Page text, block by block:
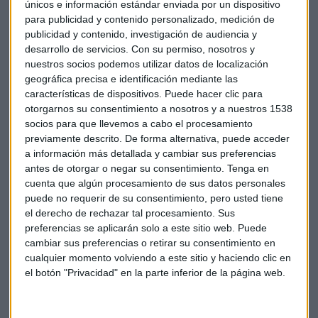
únicos e información estándar enviada por un dispositivo
para publicidad y contenido personalizado, medición de
publicidad y contenido, investigación de audiencia y
desarrollo de servicios. Con su permiso, nosotros y
nuestros socios podemos utilizar datos de localización
geográfica precisa e identificación mediante las
características de dispositivos. Puede hacer clic para
otorgarnos su consentimiento a nosotros y a nuestros 1538
socios para que llevemos a cabo el procesamiento
previamente descrito. De forma alternativa, puede acceder
a información más detallada y cambiar sus preferencias
antes de otorgar o negar su consentimiento. Tenga en
cuenta que algún procesamiento de sus datos personales
puede no requerir de su consentimiento, pero usted tiene
el derecho de rechazar tal procesamiento. Sus
preferencias se aplicarán solo a este sitio web. Puede
cambiar sus preferencias o retirar su consentimiento en
cualquier momento volviendo a este sitio y haciendo clic en
el botón "Privacidad" en la parte inferior de la página web.
Ana Vicente ha destacado que la inversión en salud
"siempre ha sido marca de la casa en Candriam". La
compañía lleva más de veinte años apostando por el sector
con el objetivo de que continúe la investigación, lo que,
además de generar rentabilidades financieras, "es una
aportación que se hace a la sociedad", apunta.
Investigación oncológica
Una de las principales metas y retos que ha tenido siempre
la investigación, inversión e innovación en salud es lalucha
contra el cáncer, que es la segunda causa de muerte a nivel
mundial. Esta enfermedad cada vez requiere de una
medicación más personalizada en cada paciente, y gracias
a la investigación se ha evolucionado y progresado mucho
en los últimos años.